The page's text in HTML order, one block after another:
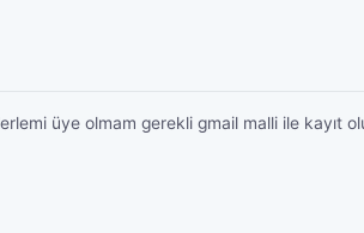
üye olmam gerekli gmail malli ile